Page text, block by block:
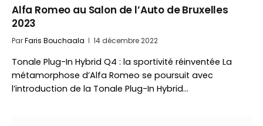
Alfa Romeo au Salon de l’Auto de Bruxelles
2023
ParFaris Bouchaala 14 décembre 2022
Tonale Plug-In Hybrid Q4 : la sportivité réinventée La
métamorphose d’Alfa Romeo se poursuit avec
l’introduction de la Tonale Plug-In Hybrid…